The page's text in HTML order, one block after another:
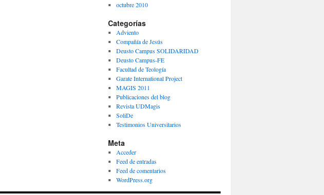
octubre 2010
Categorías
Adviento
Compañía de Jesús
Deusto Campus SOLIDARIDAD
Deusto Campus-FE
Facultad de Teología
Garate International Project
MAGIS 2011
Publicaciones del blog
Revista UDMagis
SoliDe
Testimonios Universitarios
Meta
Acceder
Feed de entradas
Feed de comentarios
WordPress.org